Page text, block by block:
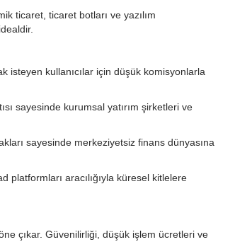
ticaret, ticaret botları ve yazılım
isteyen kullanıcılar için düşük komisyonlarla
sayesinde kurumsal yatırım şirketleri ve
sayesinde merkeziyetsiz finans dünyasına
platformları aracılığıyla küresel kitlelere
çıkar. Güvenilirliği, düşük işlem ücretleri ve